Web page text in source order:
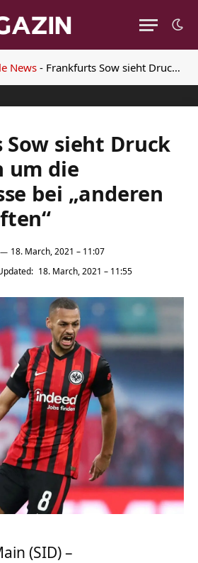
News - Frankfurts Sow sieht Druck im Rennen um die Königsklasse bei „anderen Mannschaften“
sieht Druck
um die
bei „anderen
18. March, 2021 – 11:07
18. March, 2021 – 11:55
(SID) –